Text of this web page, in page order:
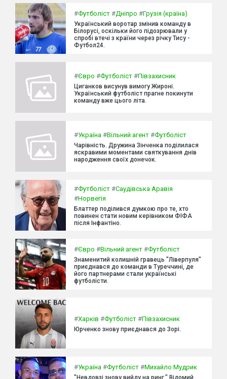
#Футболіст #Дніпро #Грузія (країна)
Український воротар змінив команду в
Білорусі, оскільки його підозрювали у
спробі втечі з країни через річку Тису -
Футбол24.
#Євро #Футболіст #Півзахисник
Циганков висунув вимогу Жироні.
Український футболіст прагне покинути
команду вже цього літа.
#Україна #Вільний агент #Футболіст
Чарівність. Дружина Зінченка поділилася
яскравими моментами святкування днів
народження своїх донечок.
#Футболіст #Саудівська Аравія
#Норвегія
Блаттер поділився думкою про те, хто
повинен стати новим керівником ФІФА
після Інфантіно.
#Євро #Вільний агент #Футболіст
Знаменитий колишній гравець "Ліверпуля"
приєднався до команди в Туреччині, де
його партнерами стали українські
футболісти.
#Харків #Футболіст #Півзахисник
Юрченко знову приєднався до Зорі.
#Україна #Футболіст #Михайло Мудрик
"Невдовзі знову вийду на ринг." Відомий